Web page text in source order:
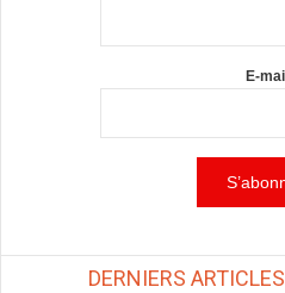
E-mail
DERNIERS